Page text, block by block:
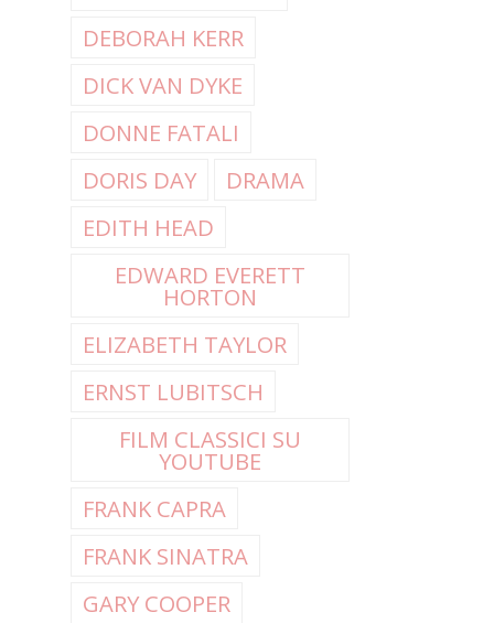
DEBORAH KERR
DICK VAN DYKE
DONNE FATALI
DORIS DAY
DRAMA
EDITH HEAD
EDWARD EVERETT
HORTON
ELIZABETH TAYLOR
ERNST LUBITSCH
FILM CLASSICI SU
YOUTUBE
FRANK CAPRA
FRANK SINATRA
GARY COOPER